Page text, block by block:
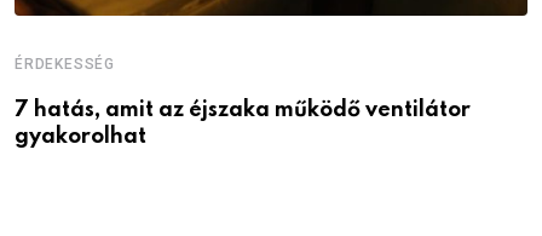
ÉRDEKESSÉG
7 hatás, amit az éjszaka működő ventilátor
gyakorolhat